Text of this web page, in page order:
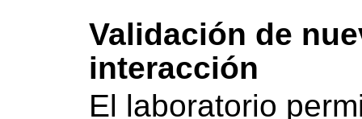
Validación de
interacción
El laboratorio